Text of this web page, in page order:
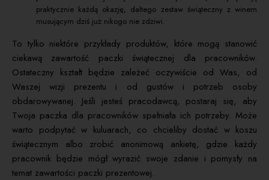
praktycznie każdą okazję, daltego zestaw świąteczny z winem
musującym dziś już nikogo nie zdziwi.
To tylko niektóre przykłady produktów, które mogą stanowić
ciekawą zawartość paczki świątecznej dla pracowników.
Ostateczny kształt będzie zależeć oczywiście od Was, od
Waszej wizji prezentu i od gustów i potrzeb osoby
obdarowywanej. Jeśli jesteś pracodawcą, postaraj się, aby
Twoja paczka dla pracowników spełniała ich potrzeby. Może
warto podpytać w kuluarach, co chcieliby dostać w koszu
świątecznym albo zrobić anonimową ankietę, gdzie każdy
pracownik będzie mógł wyrazić swoje zdanie i pomysły na
temat zawartości paczki prezentowej.